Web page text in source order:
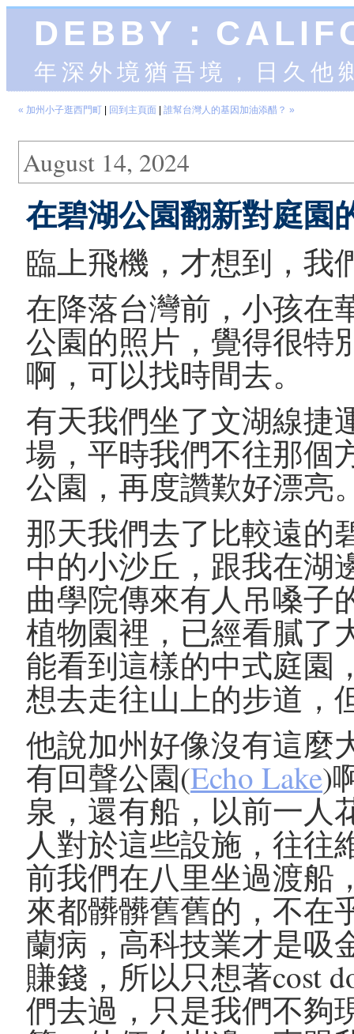
DEBBY：
年深外境猶吾境，日久
« 加州小子逛西門町 回到主頁面 誰幫台灣人的基因加油添醋？ »
August 14, 2024
在碧湖公園翻新對庭園
臨上飛機，才想到，我
在降落台灣前，小孩在
公園的照片，覺得很特
啊，可以找時間去。
有天我們坐了文湖線捷
場，平時我們不往那個
公園，再度讚歎好漂亮
那天我們去了比較遠的
中的小沙丘，跟我在湖
曲學院傳來有人吊嗓子
植物園裡，已經看膩了
能看到這樣的中式庭園
想去走往山上的步道，
他說加州好像沒有這麼
有回聲公園(Echo Lake)
泉，還有船，以前一人
人對於這些設施，往往
前我們在八里坐過渡船
來都髒髒舊舊的，不在
蘭病，高科技業才是吸
賺錢，所以只想著cost
們去過，只是我們不夠